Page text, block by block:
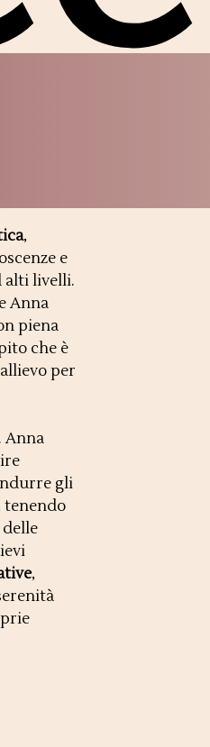
,
e
alti livelli.
Anna
piena
che è
per
Anna
gli
tenendo
,